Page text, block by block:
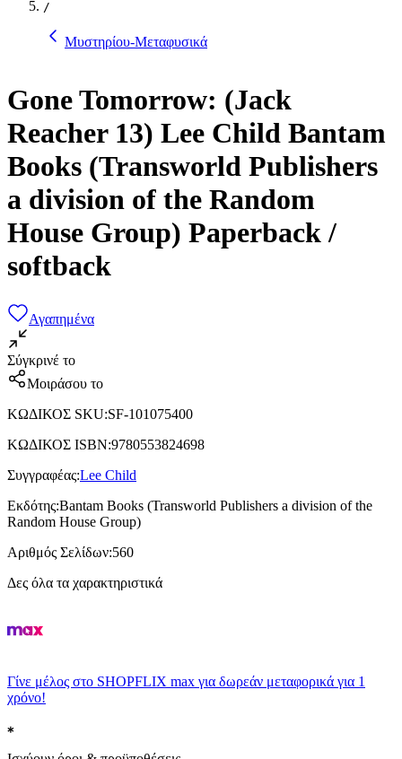
/
Μυστηρίου-Μεταφυσικά
Gone Tomorrow: (Jack
Reacher 13) Lee Child Bantam
Books (Transworld Publishers
a division of the Random
House Group) Paperback /
softback
Αγαπημένα
Σύγκρινέ το
Μοιράσου το
ΚΩΔΙΚΟΣ SKU:SF-101075400
ΚΩΔΙΚΟΣ ISBN:9780553824698
Συγγραφέας:Lee Child
Εκδότης:Bantam Books (Transworld Publishers a division of the
Random House Group)
Αριθμός Σελίδων:560
Δες όλα τα χαρακτηριστικά
Γίνε μέλος στο SHOPFLIX max για δωρεάν μεταφορικά για 1
χρόνο!